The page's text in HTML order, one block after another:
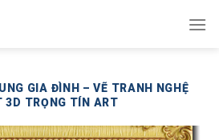
GIA ĐÌNH – VẼ TRANH NGHỆ
3D TRỌNG TÍN ART